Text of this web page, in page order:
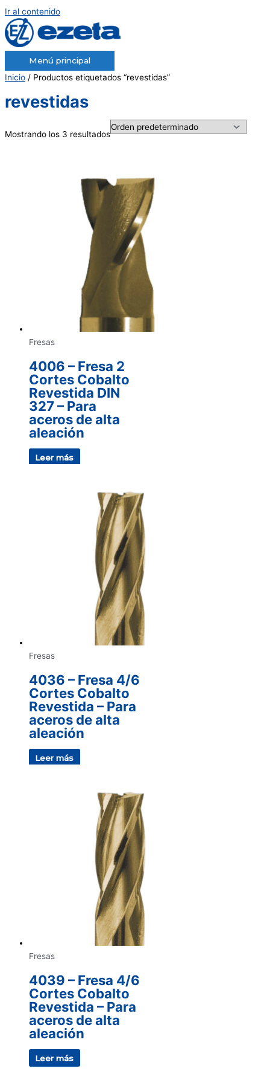
Ir al contenido
Menú principal
Inicio / Productos etiquetados “revestidas”
revestidas
Mostrando los 3 resultados
Fresas
4006 – Fresa 2
Cortes Cobalto
Revestida DIN
327 – Para
aceros de alta
aleación
Leer más
Fresas
4036 – Fresa 4/6
Cortes Cobalto
Revestida – Para
aceros de alta
aleación
Leer más
Fresas
4039 – Fresa 4/6
Cortes Cobalto
Revestida – Para
aceros de alta
aleación
Leer más